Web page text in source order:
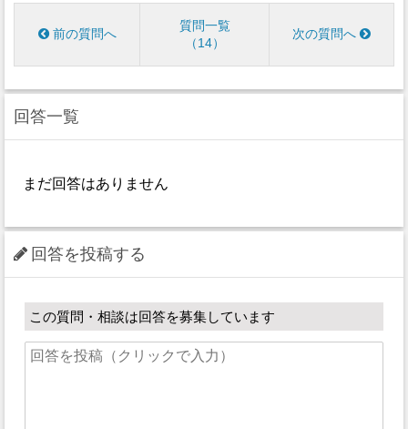
前の質問へ
質問一覧
14
次の質問へ
回答一覧
まだ回答はありません
回答を投稿する
この質問・相談は回答を募集しています